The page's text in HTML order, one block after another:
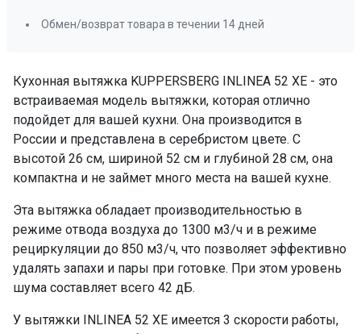
Кухонная вытяжка KUPPERSBERG INLINEA 52 XE - это
встраиваемая модель вытяжки, которая отлично
подойдет для вашей кухни. Она производится в
России и представлена в серебристом цвете. С
высотой 26 см, шириной 52 см и глубиной 28 см, она
компактна и не займет много места на вашей кухне.
Эта вытяжка обладает производительностью в
режиме отвода воздуха до 1300 м3/ч и в режиме
рециркуляции до 850 м3/ч, что позволяет эффективно
удалять запахи и пары при готовке. При этом уровень
шума составляет всего 42 дБ.
У вытяжки INLINEA 52 XE имеется 3 скорости работы,
Обмен/возврат товара в течении 14 дней